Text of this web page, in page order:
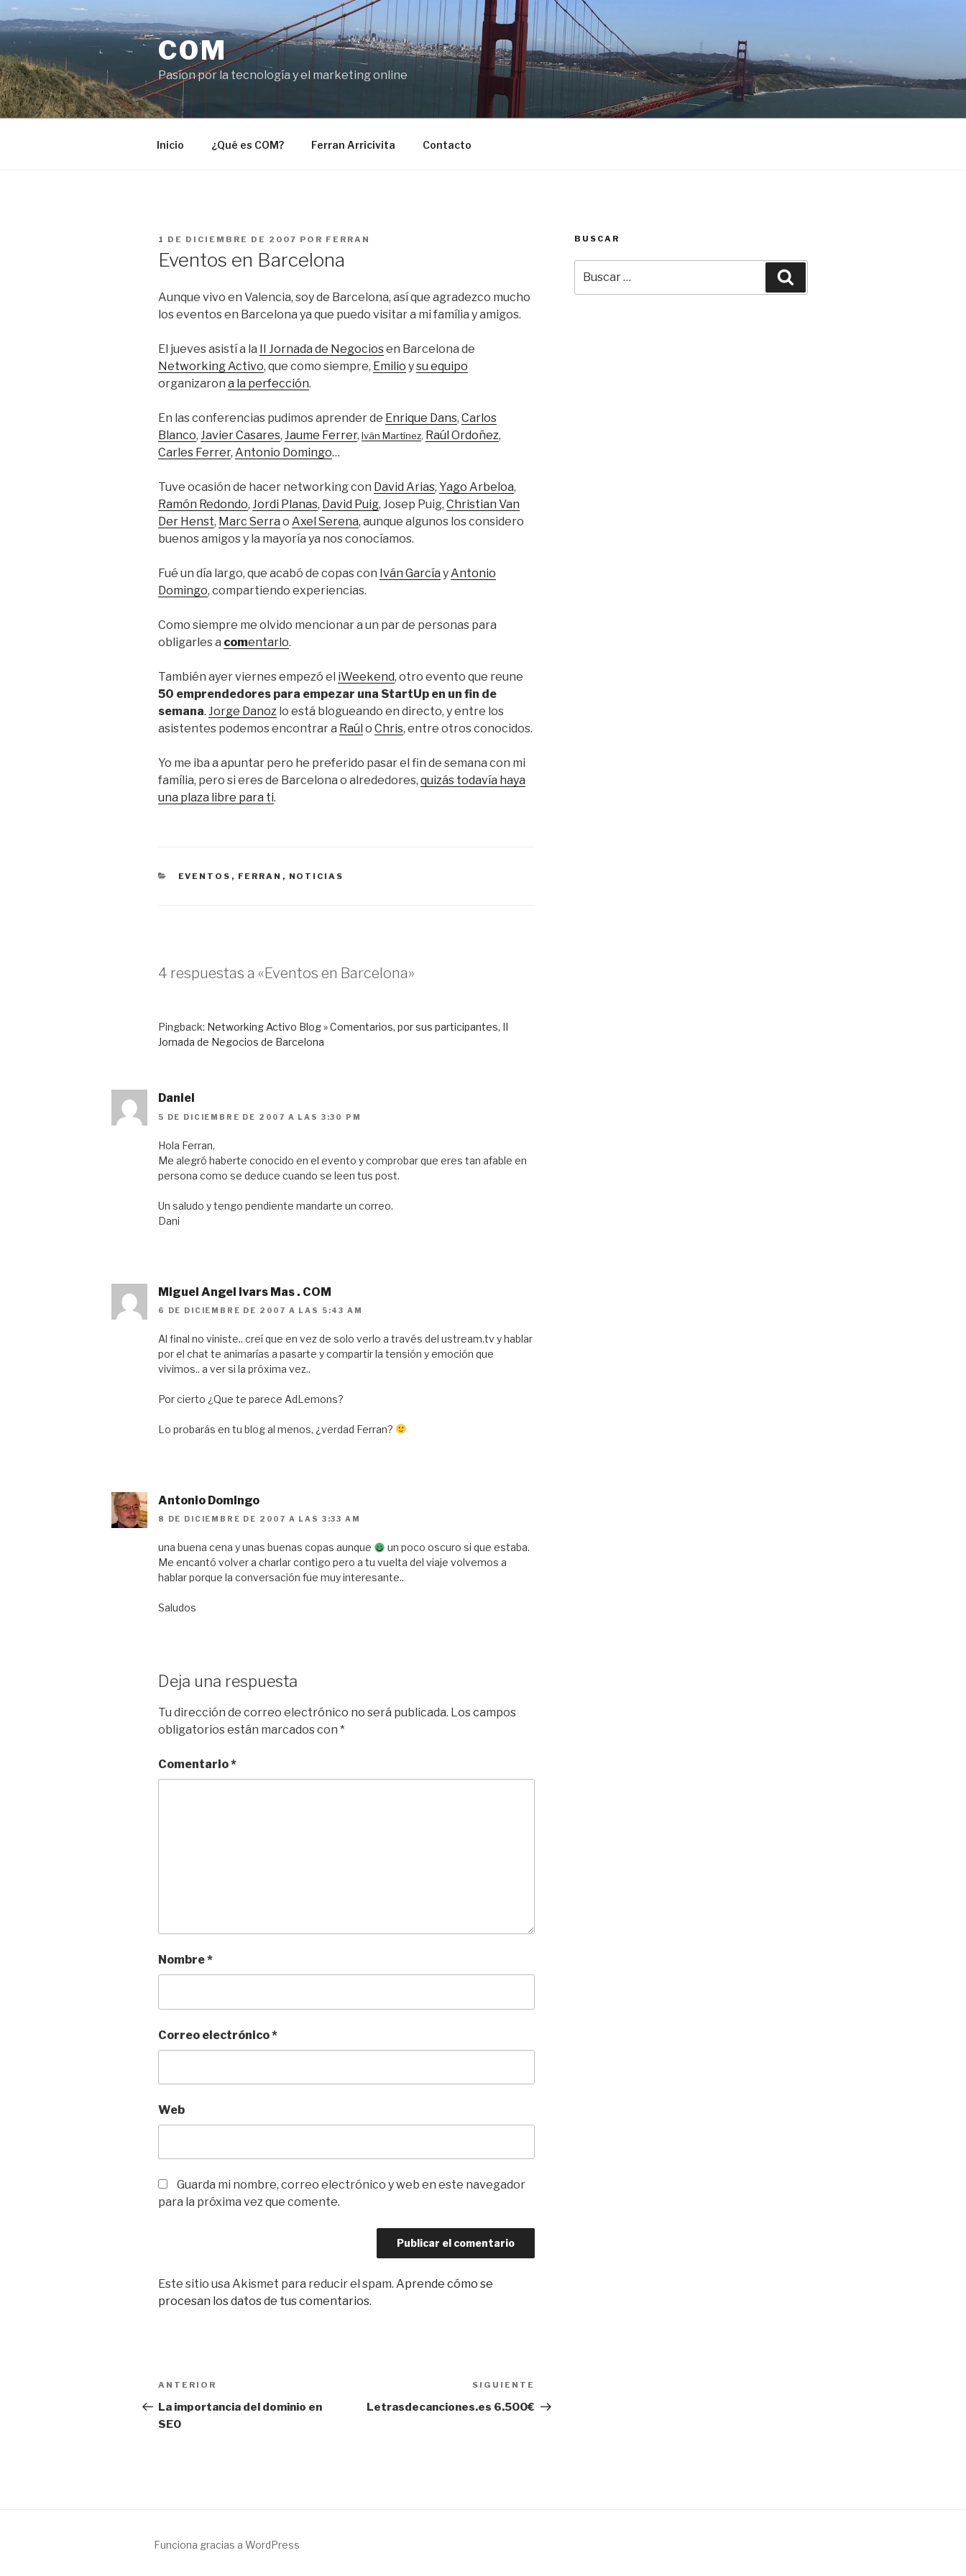
Saltar
al
contenido
COM
Pasíon por la tecnología y el marketing online
Inicio ¿Qué es COM? Ferran Arricivita Contacto
PUBLICADO
1 DE DICIEMBRE DE 2007 POR FERRAN
Eventos en Barcelona
Aunque vivo en Valencia, soy de Barcelona, así que agradezco mucho
los eventos en Barcelona ya que puedo visitar a mi família y amigos.
El jueves asistí a la II Jornada de Negociosen Barcelona de
Networking Activo, que como siempre, Emilio ysu equipo
organizaron a la perfección.
En las conferencias pudimos aprender de Enrique Dans, Carlos
Blanco, Javier Casares, Jaume Ferrer, Iván Martínez, Raúl Ordoñez,
Carles Ferrer, Antonio Domingo…
Tuve ocasión de hacer networking con David Arias, Yago Arbeloa,
Ramón Redondo, Jordi Planas, David Puig, Josep Puig, Christian Van
Der Henst, Marc Serra o Axel Serena, aunque algunos los considero
buenos amigos y la mayoría ya nos conocíamos.
Fué un día largo, que acabó de copas con Iván García yAntonio
Domingo, compartiendo experiencias.
Como siempre me olvido mencionar a un par de personas para
obligarles a comentarlo.
También ayer viernes empezó el iWeekend, otro evento que reune
50 emprendedores para empezar una StartUp en un fin de
semana. Jorge Danoz lo está blogueando en directo, y entre los
asistentes podemos encontrar a Raúl o Chris, entre otros conocidos.
Yo me iba a apuntar pero he preferido pasar el fin de semana con mi
família, pero si eres de Barcelona o alrededores, quizás todavía haya
una plaza libre para ti.
CATEGORÍAS
EVENTOS , FERRAN , NOTICIAS
4 respuestas a «Eventos en Barcelona»
Pingback: Networking Activo Blog » Comentarios, por sus participantes, II
Jornada de Negocios de Barcelona
Daniel
5 DE DICIEMBRE DE 2007 A LAS 3:30 PM
Hola Ferran,
Me alegró haberte conocido en el evento y comprobar que eres tan afable en
persona como se deduce cuando se leen tus post.
Un saludo y tengo pendiente mandarte un correo.
Dani
Miguel Angel Ivars Mas . COM
6 DE DICIEMBRE DE 2007 A LAS 5:43 AM
Al final no viniste.. creí que en vez de solo verlo a través del ustream.tv y hablar
por el chat te animarías a pasarte y compartir la tensión y emoción que
vivimos.. a ver si la próxima vez..
Por cierto ¿Que te parece AdLemons?
Lo probarás en tu blog al menos, ¿verdad Ferran?
Antonio Domingo
8 DE DICIEMBRE DE 2007 A LAS 3:33 AM
una buena cena y unas buenas copas aunque
un poco oscuro si que estaba.
Me encantó volver a charlar contigo pero a tu vuelta del viaje volvemos a
hablar porque la conversación fue muy interesante..
Saludos
Deja una respuesta
Tu dirección de correo electrónico no será publicada. Los campos
obligatorios están marcados con *
Comentario*
Nombre*
Correo electrónico*
Web
Guarda mi nombre, correo electrónico y web en este navegador
para la próxima vez que comente.
Este sitio usa Akismet para reducir el spam. Aprende cómo se
procesan los datos de tus comentarios.
Navegación
de
entradas
Entrada
anterior:
ANTERIOR
La importancia del dominio en
SEO
entrada
SIGUIENTE
Letrasdecanciones.es 6.500€
BUSCAR
por:
Funciona gracias a WordPress